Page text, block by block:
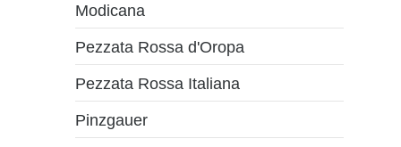
Modicana
Pezzata Rossa d'Oropa
Pezzata Rossa Italiana
Pinzgauer